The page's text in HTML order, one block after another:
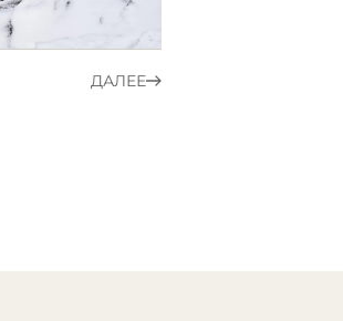
ДАЛЕЕ